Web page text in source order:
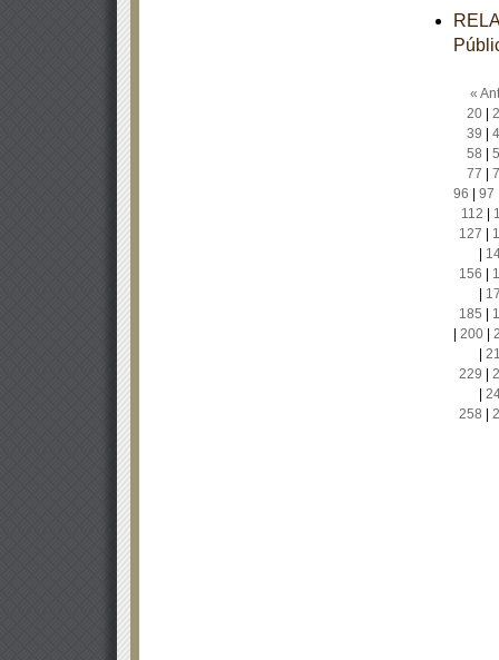
«
20|
39
58
77
96
97
112
127
156
185
200|
229
258